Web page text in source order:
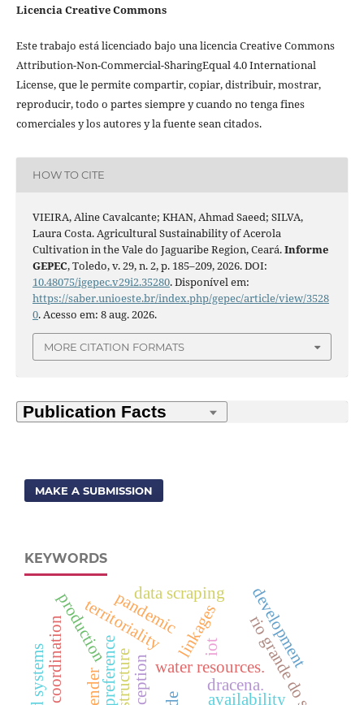
Licencia Creative Commons
Este trabajo está licenciado bajo una licencia Creative Commons
Attribution-Non-Commercial-SharingEqual 4.0 International
License, que le permite compartir, copiar, distribuir, mostrar,
reproducir, todo o partes siempre y cuando no tenga fines
comerciales y los autores y la fuente sean citados.
HOW TO CITE
VIEIRA, Aline Cavalcante; KHAN, Ahmad Saeed; SILVA,
Laura Costa. Agricultural Sustainability of Acerola
Cultivation in the Vale do Jaguaribe Region, Ceará.Informe
GEPEC, Toledo, v. 29, n. 2, p. 185–209, 2026. DOI:
10.48075/igepec.v29i2.35280. Disponível em:
https://saber.unioeste.br/index.php/gepec/article/view/3528
0. Acesso em: 8 aug. 2026.
MORE CITATION FORMATS
MAKE A SUBMISSION
KEYWORDS
dracena.
availability
water resources.
iot
linkages rio grande do sul
territoriality
gender
development
pandemic
production data scraping